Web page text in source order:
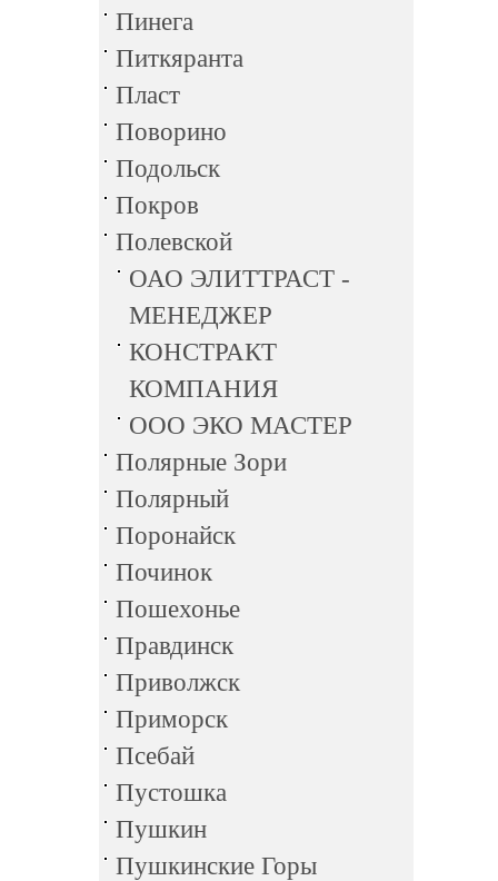
Пинега
Питкяранта
Пласт
Поворино
Подольск
Покров
Полевской
ОАО ЭЛИТТРАСТ -
МЕНЕДЖЕР
КОНСТРАКТ
КОМПАНИЯ
ООО ЭКО МАСТЕР
Полярные Зори
Полярный
Поронайск
Починок
Пошехонье
Правдинск
Приволжск
Приморск
Псебай
Пустошка
Пушкин
Пушкинские Горы